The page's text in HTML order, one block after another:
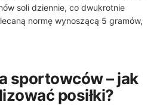
soli dziennie, co dwukrotnie
normę wynoszącą 5 gramów,
sportowców – jak
posiłki?